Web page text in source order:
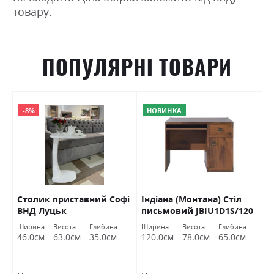
товару.
ПОПУЛЯРНІ ТОВАРИ
-8%
Столик приставний Софі
ВНД Луцьк
Ширина
46.0см
Висота
63.0см
Глибина
35.0см
НОВИНКА
Індіана (Монтана) Стіл
письмовий JBIU1D1S/120
дуб шутер БРВ Україна
Ширина
120.0см
Висота
78.0см
Глибина
65.0см